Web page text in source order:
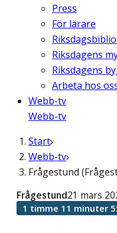
Press
För lärare
Riksdagens
Riksdagens
Arbeta hos
Webb-tv
Webb-tv
Start
Webb-tv
Frågestund
Frågestund21 mars
1 timme 11 minuter